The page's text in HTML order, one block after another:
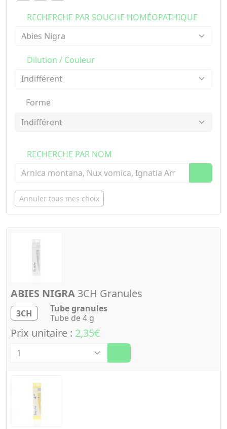
RECHERCHE PAR SOUCHE HOMÉOPATHIQUE
Dilution / Couleur
Forme
RECHERCHE PAR NOM
Annuler tous mes choix
ABIES NIGRA 3CH Granules
3CH
Tube granules
Tube de 4 g
Prix unitaire : 2,35€